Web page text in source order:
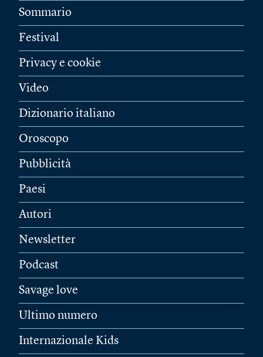
Sommario
Festival
Privacy e cookie
Video
Dizionario italiano
Oroscopo
Pubblicità
Paesi
Autori
Newsletter
Podcast
Savage love
Ultimo numero
Internazionale Kids